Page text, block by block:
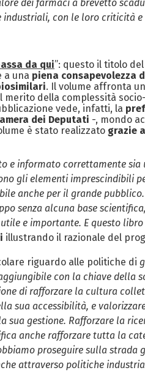
dei farmaci a brevetto
industriali, con le loro criticità
da qui”: questo il titolo del
a una piena
. Il volume affronta
della complessità
vede, infatti, la
dei Deputati -, mondo
è stato realizzato grazie
e informato correttamente
gli elementi imprescindibili
anche per il grande
senza alcuna base
e importante. E questo
illustrando il razionale del
riguardo alle politiche di
con la chiave della
di rafforzare la cultura
sua accessibilità, e
sua gestione. Rafforzare la
anche rafforzare tutta la
proseguire sulla strada
attraverso politiche